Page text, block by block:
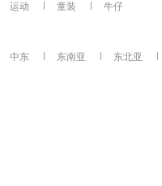
运动 童装 牛仔
中东 东南亚 东北亚